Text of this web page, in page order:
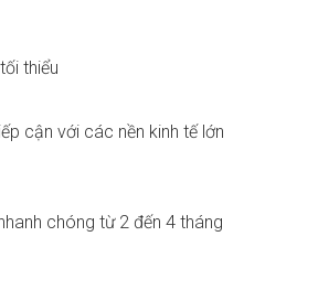
thiểu
cận với các nền kinh tế lớn
chóng từ 2 đến 4 tháng